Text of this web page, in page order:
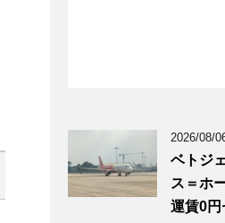
2026/08/
ベトジ
ス＝ホ
運賃0円